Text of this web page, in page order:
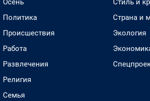
Осень
Политика
Происшествия
Работа
Развлечения
Религия
Семья
Стиль и
Страна и
Экология